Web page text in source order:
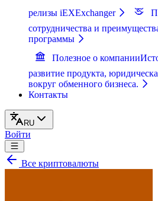
релизы iEXExchanger
сотрудничества и
программы
Полезное о компании
развитие продукта,
вокруг обменного бизнеса.
Контакты
RU
Войти
Все криптовалюты